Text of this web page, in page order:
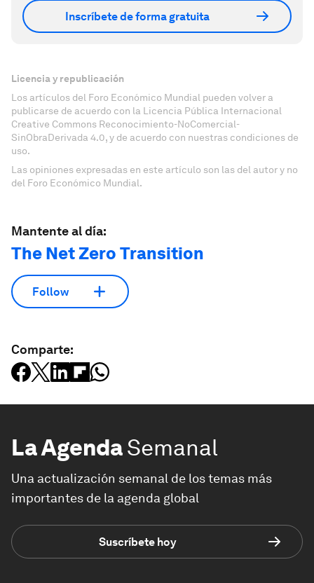
Inscríbete de forma gratuita
Licencia y republicación
Los artículos del Foro Económico Mundial pueden volver a
publicarse de acuerdo con la Licencia Pública Internacional
Creative Commons Reconocimiento-NoComercial-
SinObraDerivada 4.0, y de acuerdo con nuestras condiciones de
uso.
Las opiniones expresadas en este artículo son las del autor y no
del Foro Económico Mundial.
Mantente al día:
The Net Zero Transition
Follow
Comparte:
La AgendaSemanal
Una actualización semanal de los temas más
importantes de la agenda global
Suscríbete hoy